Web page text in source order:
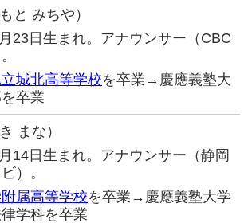
と みちや）
23日生まれ。アナウンサー（CBC
城北高等学校を卒業→慶應義塾大
卒業
まな）
14日生まれ。アナウンサー（静岡
）。
属高等学校を卒業→慶應義塾大学
学科を卒業